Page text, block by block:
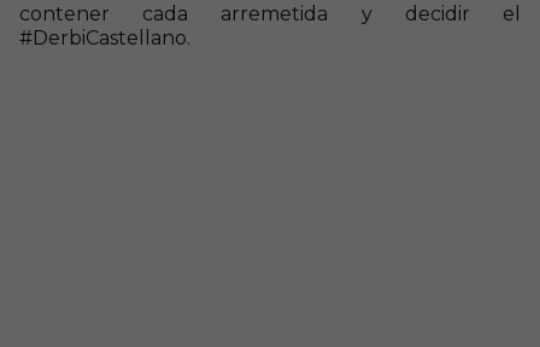
contener cada arremetida y decidir el
#DerbiCastellano.